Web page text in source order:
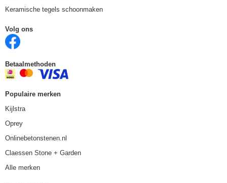
Keramische tegels schoonmaken
Volg ons
Betaalmethoden
Populaire merken
Kijlstra
Oprey
Onlinebetonstenen.nl
Claessen Stone + Garden
Alle merken